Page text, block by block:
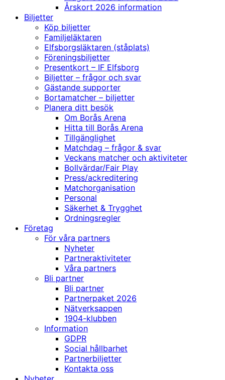
Årskort 2026 information
Biljetter
Köp biljetter
Familjeläktaren
Elfsborgsläktaren (ståplats)
Föreningsbiljetter
Presentkort – IF Elfsborg
Biljetter – frågor och svar
Gästande supporter
Bortamatcher – biljetter
Planera ditt besök
Om Borås Arena
Hitta till Borås Arena
Tillgänglighet
Matchdag – frågor & svar
Veckans matcher och aktiviteter
Bollvärdar/Fair Play
Press/ackreditering
Matchorganisation
Personal
Säkerhet & Trygghet
Ordningsregler
Företag
För våra partners
Nyheter
Partneraktiviteter
Våra partners
Bli partner
Bli partner
Partnerpaket 2026
Nätverksappen
1904-klubben
Information
GDPR
Social hållbarhet
Partnerbiljetter
Kontakta oss